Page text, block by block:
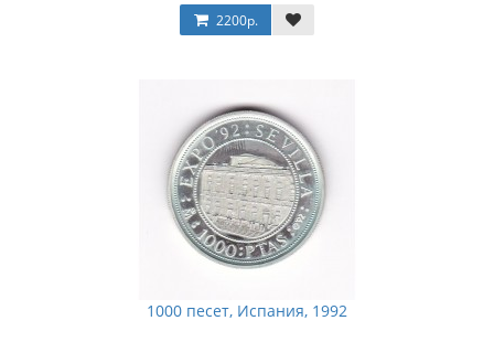
2200р.
1000 песет, Испания, 1992